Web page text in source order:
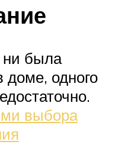
ни была
доме, одного
выбора